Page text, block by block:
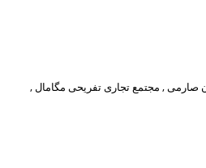
, میدان صارمی , مجتمع تجاری تفریحی مگامال ,